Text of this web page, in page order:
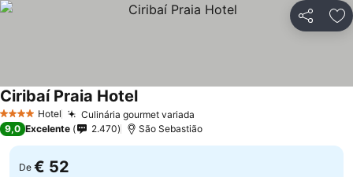
Partilhar
4 EstrelasHotel Culinária gourmet variada
Ciribaí Praia Hotel
9,0 Excelente 2.470 São Sebastião
De € 52